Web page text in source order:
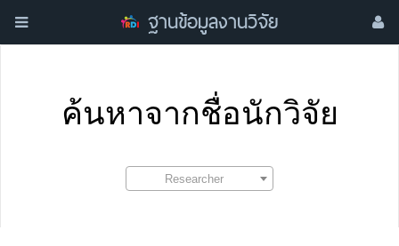
ฐานข้อมูลงานวิจัย
ค้นหาจากชื่อนักวิจัย
Researcher